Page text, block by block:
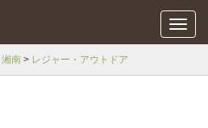
メ
ニ
南 レジャー・アウトドア